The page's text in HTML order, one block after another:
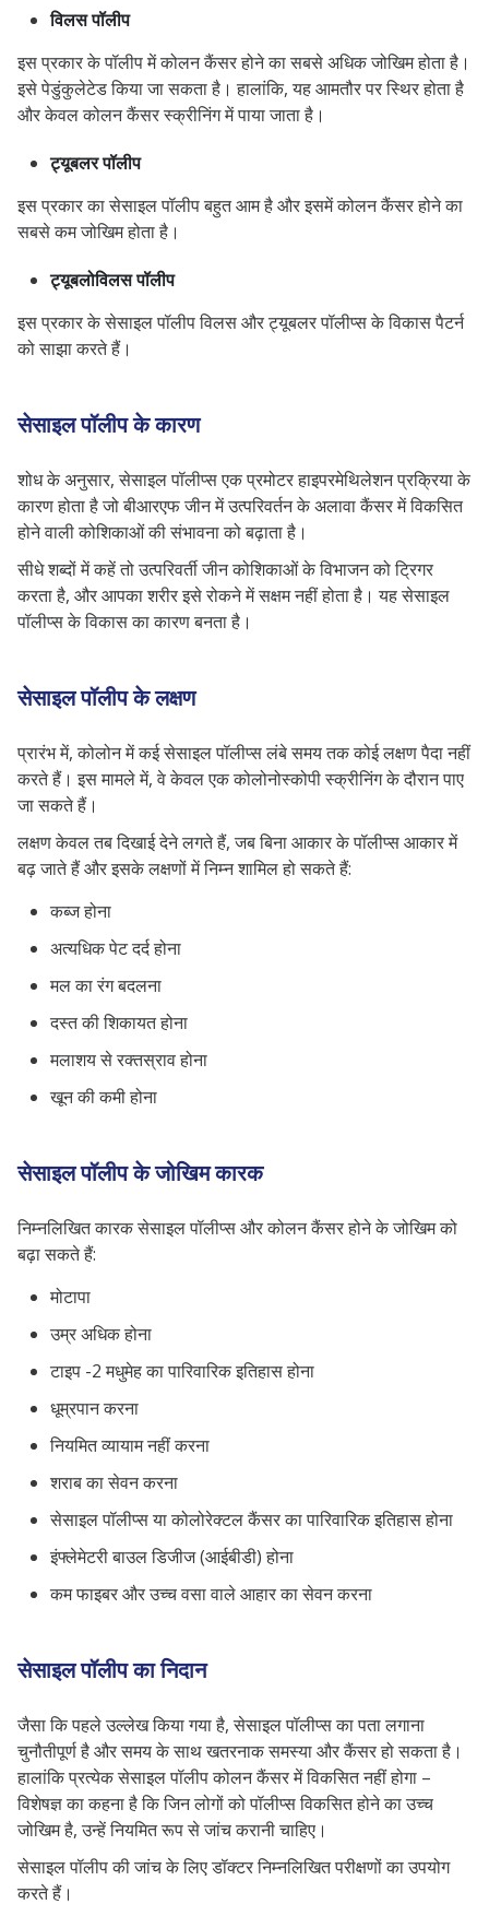
विलस पॉलीप
इस प्रकार के पॉलीप में कोलन कैंसर होने का सबसे अधिक जोखिम होता है।
इसे पेडुंकुलेटेड किया जा सकता है। हालांकि, यह आमतौर पर स्थिर होता है
और केवल कोलन कैंसर स्क्रीनिंग में पाया जाता है।
ट्यूबलर पॉलीप
इस प्रकार का सेसाइल पॉलीप बहुत आम है और इसमें कोलन कैंसर होने का
सबसे कम जोखिम होता है।
ट्यूबलोविलस पॉलीप
इस प्रकार के सेसाइल पॉलीप विलस और ट्यूबलर पॉलीप्स के विकास पैटर्न
को साझा करते हैं।
सेसाइल पॉलीप के कारण
शोध के अनुसार, सेसाइल पॉलीप्स एक प्रमोटर हाइपरमेथिलेशन प्रक्रिया के
कारण होता है जो बीआरएफ जीन में उत्परिवर्तन के अलावा कैंसर में विकसित
होने वाली कोशिकाओं की संभावना को बढ़ाता है।
सीधे शब्दों में कहें तो उत्परिवर्ती जीन कोशिकाओं के विभाजन को ट्रिगर
करता है, और आपका शरीर इसे रोकने में सक्षम नहीं होता है। यह सेसाइल
पॉलीप्स के विकास का कारण बनता है।
सेसाइल पॉलीप के लक्षण
प्रारंभ में, कोलोन में कई सेसाइल पॉलीप्स लंबे समय तक कोई लक्षण पैदा नहीं
करते हैं। इस मामले में, वे केवल एक कोलोनोस्कोपी स्क्रीनिंग के दौरान पाए
जा सकते हैं।
लक्षण केवल तब दिखाई देने लगते हैं, जब बिना आकार के पॉलीप्स आकार में
बढ़ जाते हैं और इसके लक्षणों में निम्न शामिल हो सकते हैं:
कब्ज होना
अत्यधिक पेट दर्द होना
मल का रंग बदलना
दस्त की शिकायत होना
मलाशय से रक्तस्राव होना
खून की कमी होना
सेसाइल पॉलीप के जोखिम कारक
निम्नलिखित कारक सेसाइल पॉलीप्स और कोलन कैंसर होने के जोखिम को
बढ़ा सकते हैं:
मोटापा
उम्र अधिक होना
टाइप -2 मधुमेह का पारिवारिक इतिहास होना
धूम्रपान करना
नियमित व्यायाम नहीं करना
शराब का सेवन करना
सेसाइल पॉलीप्स या कोलोरेक्टल कैंसर का पारिवारिक इतिहास होना
इंफ्लेमेटरी बाउल डिजीज (आईबीडी) होना
कम फाइबर और उच्च वसा वाले आहार का सेवन करना
सेसाइल पॉलीप का निदान
जैसा कि पहले उल्लेख किया गया है, सेसाइल पॉलीप्स का पता लगाना
चुनौतीपूर्ण है और समय के साथ खतरनाक समस्या और कैंसर हो सकता है।
हालांकि प्रत्येक सेसाइल पॉलीप कोलन कैंसर में विकसित नहीं होगा –
विशेषज्ञ का कहना है कि जिन लोगों को पॉलीप्स विकसित होने का उच्च
जोखिम है, उन्हें नियमित रूप से जांच करानी चाहिए।
सेसाइल पॉलीप की जांच के लिए डॉक्टर निम्नलिखित परीक्षणों का उपयोग
करते हैं।